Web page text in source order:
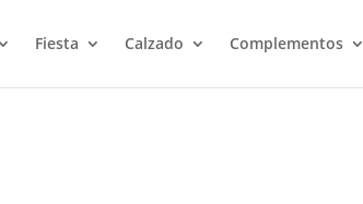
Fiesta Calzado Complementos